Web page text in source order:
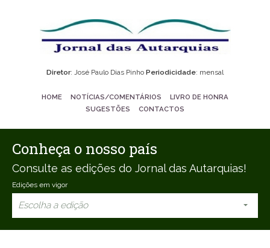
Diretor: José Paulo Dias Pinho Periodicidade: mensal
HOME NOTÍCIAS/COMENTÁRIOS
LIVRO DE HONRA
SUGESTÕES
CONTACTOS
Conheça o nosso país
Consulte as edições do Jornal das Autarquias!
Edições em vigor
Escolha a edição